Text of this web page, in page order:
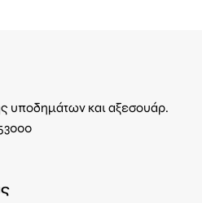
υποδημάτων και αξεσουάρ.